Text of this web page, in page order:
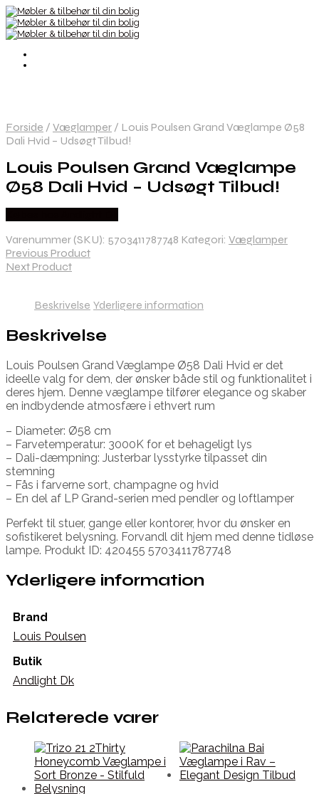
Forside / Væglamper / Louis Poulsen Grand Væglampe Ø58
Dali Hvid – Udsøgt Tilbud!
Louis Poulsen Grand Væglampe
Ø58 Dali Hvid – Udsøgt Tilbud!
Varenummer (SKU): 5703411787748 Kategori: Væglamper
Previous Product
Next Product
Beskrivelse Yderligere information
Beskrivelse
Louis Poulsen Grand Væglampe Ø58 Dali Hvid er det
ideelle valg for dem, der ønsker både stil og funktionalitet i
deres hjem. Denne væglampe tilfører elegance og skaber
en indbydende atmosfære i ethvert rum
– Diameter: Ø58 cm
– Farvetemperatur: 3000K for et behageligt lys
– Dali-dæmpning: Justerbar lysstyrke tilpasset din
stemning
– Fås i farverne sort, champagne og hvid
– En del af LP Grand-serien med pendler og loftlamper
Perfekt til stuer, gange eller kontorer, hvor du ønsker en
sofistikeret belysning. Forvandl dit hjem med denne tidløse
lampe. Produkt ID: 420455 5703411787748
Yderligere information
Brand
Louis Poulsen
Butik
Andlight Dk
Relaterede varer